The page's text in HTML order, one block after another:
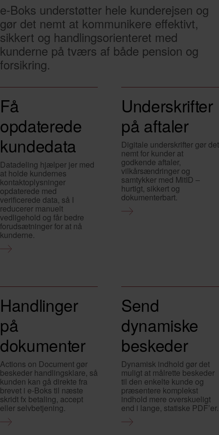
e-Boks understøtter hele kunderejsen og
gør det nemt at kommunikere effektivt,
sikkert og handlingsorienteret med
kunderne på tværs af både pension og
forsikring.
Få
opdaterede
kundedata
Datadeling hjælper jer med
at holde kundernes
kontaktoplysninger
opdaterede med
verificerede data, så I
reducerer manuelt
vedligehold og får bedre
forudsætninger for at nå
kunderne.
Underskrifter
på aftaler
Digitale underskrifter gør det
nemt for kunder at
godkende aftaler,
vilkårsændringer og
samtykker med MitID –
hurtigt, sikkert og
dokumenterbart.
Handlinger
på
dokumenter
Actions on Document gør
beskeder handlingsklare, så
kunden kan gå direkte fra
brevet i e-Boks til næste
skridt fx betaling, accept
eller selvbetjening.
Send
dynamiske
beskeder
Dynamisk indhold gør det
muligt at målrette beskeder
til den enkelte kunde og
præsentere komplekst
indhold mere overskueligt
end i lange, statiske PDF’er.